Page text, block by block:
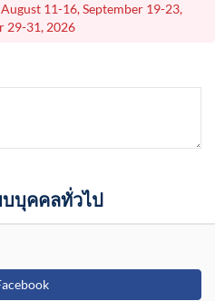
11-16, September 19-23,
29-31, 2026
บบุคคลทั่วไป